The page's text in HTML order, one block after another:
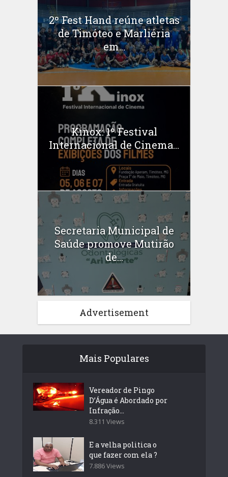
2º Fest Hand reúne atletas
de Timóteo e Marliéria
em...
Kinox: 1º Festival
Internacional de Cinema...
Secretaria Municipal de
Saúde promove Mutirão
de...
Advertisement
Mais Populares
Vereador de Pingo
D’Água é Abordado por
Infração...
8.311 Views
E a velha politica o
que fazer com ela ?
7.886 Views